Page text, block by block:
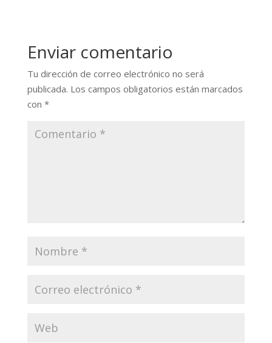
Enviar comentario
Tu dirección de correo electrónico no será
publicada. Los campos obligatorios están marcados
con *